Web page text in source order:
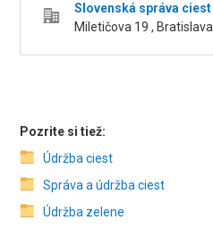
Slovenská správa ciest
Miletičova 19 , Bratislava
Pozrite si tiež:
Údržba ciest
Správa a údržba ciest
Údržba zelene